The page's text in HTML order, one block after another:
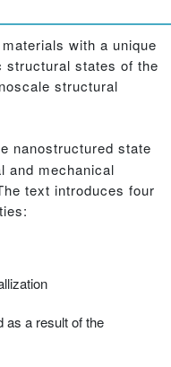
with a unique
structural states of the
structural
nanostructured state
and mechanical
text introduces four
as a result of the